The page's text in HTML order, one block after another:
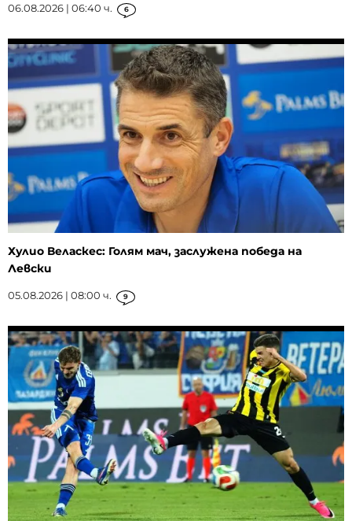
06.08.2026 | 06:40 ч. 6
Хулио Веласкес: Голям мач, заслужена победа на
Левски
05.08.2026 | 08:00 ч. 9